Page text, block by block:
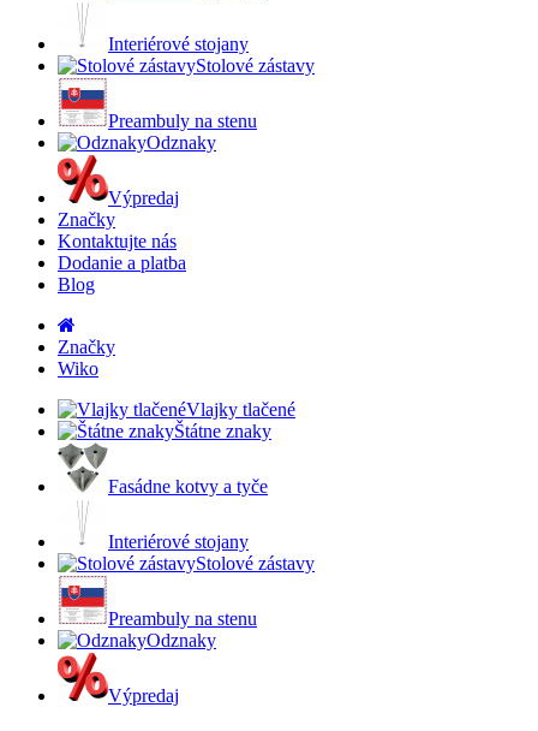
Interiérové stojany
Stolové zástavy
Preambuly na stenu
Odznaky
Výpredaj
Značky
Kontaktujte nás
Dodanie a platba
Blog
Značky
Wiko
Vlajky tlačené
Štátne znaky
Fasádne kotvy a tyče
Interiérové stojany
Stolové zástavy
Preambuly na stenu
Odznaky
Výpredaj